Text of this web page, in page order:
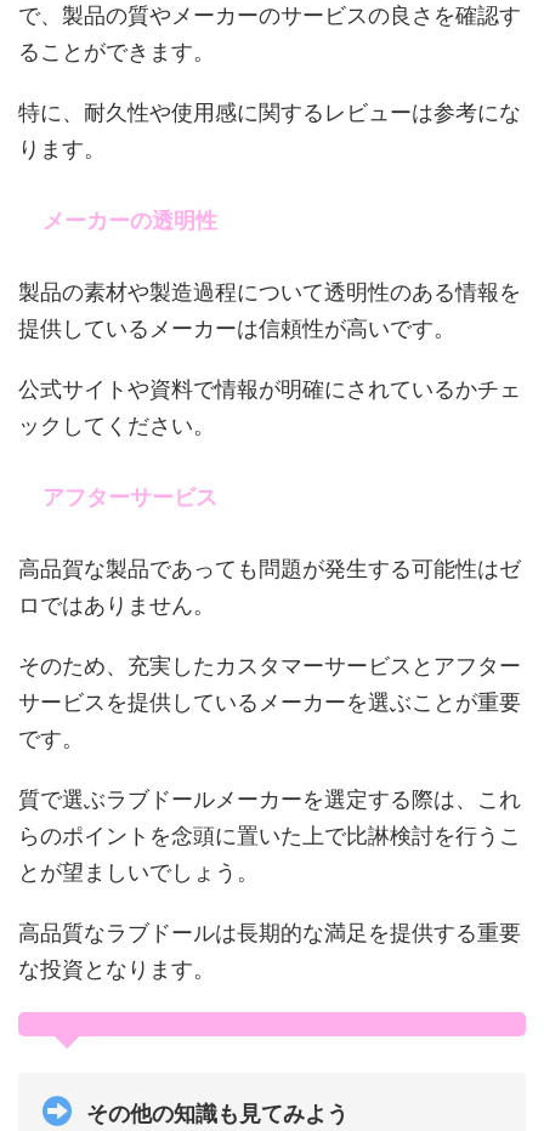
で、製品の質やメーカーのサービスの良さを確認す
ることができます。
特に、耐久性や使用感に関するレビューは参考にな
ります。
メーカーの透明性
製品の素材や製造過程について透明性のある情報を
提供しているメーカーは信頼性が高いです。
公式サイトや資料で情報が明確にされているかチェ
ックしてください。
アフターサービス
高品賀な製品であっても問題が発生する可能性はゼ
ロではありません。
そのため、充実したカスタマーサービスとアフター
サービスを提供しているメーカーを選ぶことが重要
です。
質で選ぶラブドールメーカーを選定する際は、これ
らのポイントを念頭に置いた上で比諃検討を行うこ
とが望ましいでしょう。
高品質なラブドールは長期的な満足を提供する重要
な投資となります。
その他の知識も見てみよう